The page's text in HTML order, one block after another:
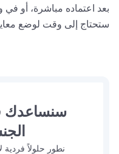
بعد اعتماده مباشرة، أو
ستحتاج إلى وقت لوضع
سنساعدك
نطور حلولاً فردية